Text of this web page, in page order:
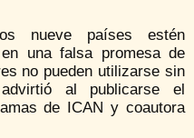
nueve países estén
una falsa promesa de
no pueden utilizarse sin
al publicarse el
de ICAN y coautora